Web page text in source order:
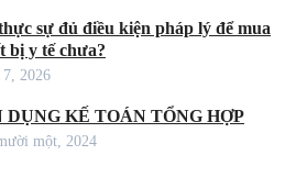
sự đủ điều kiện pháp lý để mua
bị y tế chưa?
7, 2026
DỤNG KẾ TOÁN TỔNG HỢP
một, 2024